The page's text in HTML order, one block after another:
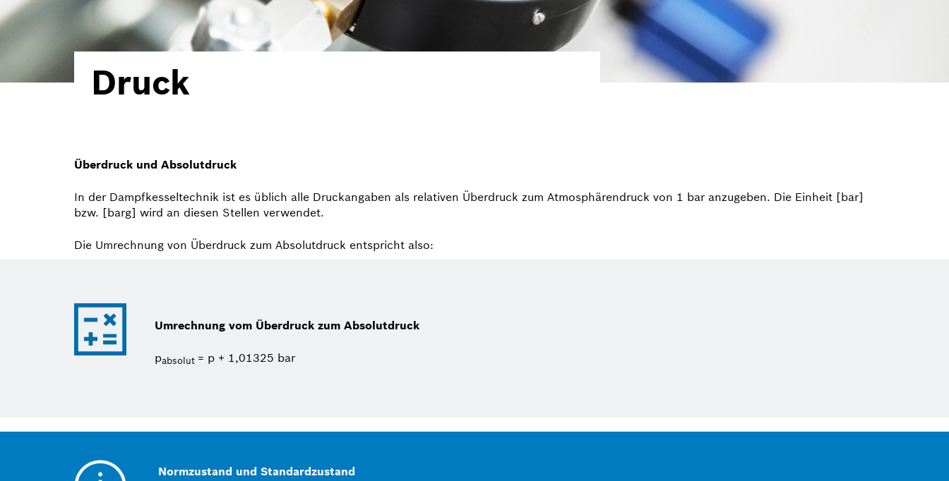
Druck
Überdruck und Absolutdruck
In der Dampfkesseltechnik ist es üblich alle Druckangaben als relativen Überdruck zum Atmosphären­druck von 1 bar anzugeben. Die Einheit [bar]
bzw. [barg] wird an diesen Stellen verwendet.
Die Umrechnung von Überdruck zum Absolutdruck entspricht also:
Umrechnung vom Überdruck zum Absolutdruck
pabsolut = p + 1,01325 bar
Normzustand und Standardzustand